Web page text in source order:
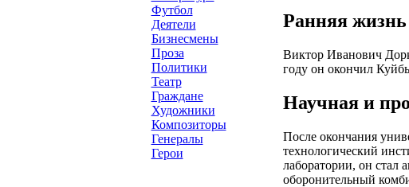
Футбол
Деятели
Бизнесмены
Проза
Политики
Театр
Граждане
Художники
Композиторы
Генералы
Герои
Ранняя жизнь
Виктор Иванович
году он окончил
Научная и
После окончания
технологический
лаборатории, он стал
оборонительный